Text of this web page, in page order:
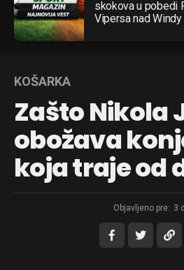
skokova u pobedi
Vipersa nad
KOŠARKA
Zašto Nikola
obožava
koja traje od
Objavljeno pre: 3